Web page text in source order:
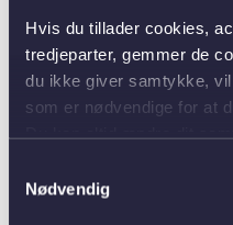
Hvis du tillader cookies,
tredjeparter, gemmer de
du ikke giver samtykke,
som er nødvendige for at
Nødvendig